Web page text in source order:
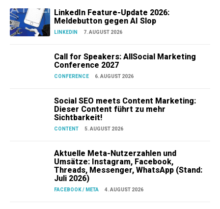
LinkedIn Feature-Update 2026:
Meldebutton gegen AI Slop
LINKEDIN 7. AUGUST 2026
Call for Speakers: AllSocial Marketing
Conference 2027
CONFERENCE 6. AUGUST 2026
Social SEO meets Content Marketing:
Dieser Content führt zu mehr
Sichtbarkeit!
CONTENT 5. AUGUST 2026
Aktuelle Meta-Nutzerzahlen und
Umsätze: Instagram, Facebook,
Threads, Messenger, WhatsApp (Stand:
Juli 2026)
FACEBOOK / META 4. AUGUST 2026